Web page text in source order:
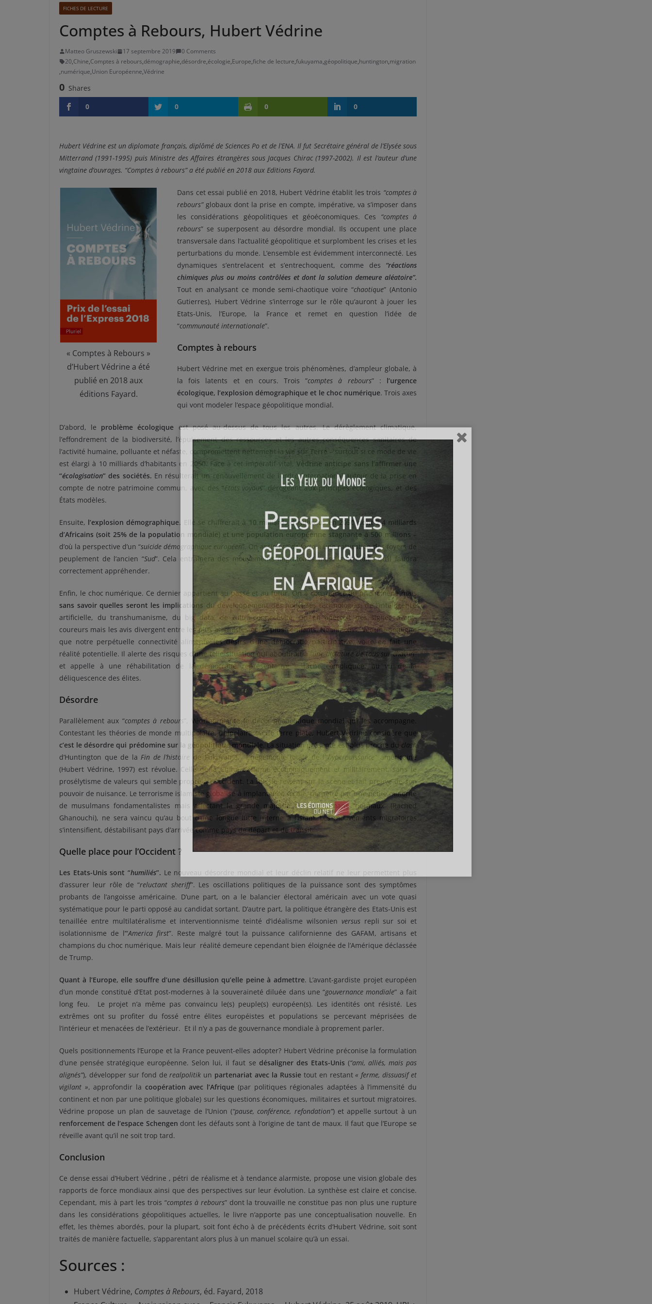
FICHES DE LECTURE
Comptes à Rebours, Hubert Védrine
Matteo Gruszewski 17 septembre 2019
0 Comments
20,Chine,Comptes à rebours,démographie,désordre,écologie,Europe,fiche de lecture,fukuyama,géopolitique,huntington,migration
,numérique,Union Européenne,Védrine
0 Shares
0
0 0 0
Hubert Védrine est un diplomate français, diplômé de Sciences Po et de l’ENA. Il fut Secrétaire général de l’Elysée sous
Mitterrand (1991-1995) puis Ministre des Affaires étrangères sous Jacques Chirac (1997-2002). Il est l’auteur d’une
vingtaine d’ouvrages. “Comptes à rebours” a été publié en 2018 aux Editions Fayard.
« Comptes à Rebours »
d’Hubert Védrine a été
publié en 2018 aux
éditions Fayard.
Dans cet essai publié en 2018, Hubert Védrine établit les trois “comptes à
rebours”globaux dont la prise en compte, impérative, va s’imposer dans
les considérations géopolitiques et géoéconomiques. Ces “comptes à
rebours” se superposent au désordre mondial. Ils occupent une place
transversale dans l’actualité géopolitique et surplombent les crises et les
perturbations du monde. L’ensemble est évidemment interconnecté. Les
dynamiques s’entrelacent et s’entrechoquent, comme des “réactions
chimiques plus ou moins contrôlées et dont la solution demeure aléatoire”.
Tout en analysant ce monde semi-chaotique voire “chaotique” (Antonio
Gutierres), Hubert Védrine s’interroge sur le rôle qu’auront à jouer les
Etats-Unis, l’Europe, la France et remet en question l’idée de
“communauté internationale”.
Comptes à rebours
Hubert Védrine met en exergue trois phénomènes, d’ampleur globale, à
la fois latents et en cours. Trois ”comptes à rebours” : l’urgence
écologique, l’explosion démographique et le choc numérique. Trois axes
qui vont modeler l’espace géopolitique mondial.
D’abord, le problème écologique est posé au-dessus de tous les autres. Le dérèglement climatique,
l’effondrement de la biodiversité, l’épuisement des ressources et les autres conséquences sanitaires de
l’activité humaine, polluante et néfaste, compromettent nettement la vie sur Terre – surtout si ce mode de vie
est élargi à 10 milliards d’habitants en 2050. Face à cet impératif vital,Védrine anticipe sans l’affirmer une
“écologisation” des sociétés. En résulterait un renouvellement de l’ordre international autour de la prise en
compte de notre patrimoine commun, avec des “Etats voyous” dérogeant aux principes écologiques, et des
États modèles.
Ensuite, l’explosion démographique. Elle se chiffrerait à 10 milliards d’individus en 2050 dont 2,4 milliards
d’Africains (soit 25% de la population mondiale) et une population européenne stagnante à 500 millions –
d’où la perspective d’un “suicide démographique européen”. On assisterade factoà une saturation des foyers de
peuplement de l’ancien “Sud”. Cela entraînera des mouvements migratoires massifs et étalés qu’il faudra
correctement appréhender.
Enfin, le choc numérique. Ce dernier appartient au passé et au futur. On a conscience du phénomène mais
sans savoir quelles seront les implications du développement des nouvelles technologies, de l’intelligence
artificielle, du transhumanisme, du big data, de l’ultra-connectivité. On en aperçoit des signes avant-
coureurs mais les avis divergent entre les plus alarmistes et les plus confiants. Néanmoins, Védrine souligne
que notre perpétuelle connectivité alimente les désirs d’une démocratie participative, voire en fait une
réalité potentielle. Il alerte des risques d’une telle situation qui aboutirait à “une dictature de tous sur chacun”
et appelle à une réhabilitation de la démocratie représentative – tâche compliquée, au vu de la
déliquescence des élites.
Désordre
Parallèlement aux “comptes à rebours”, Védrine plante le décor géopolitique mondial qui les accompagne.
Contestant les théories de monde multipolaire, unipolaire ou de terre plate, Hubert Védrine considère que
c’est le désordre qui prédomine sur la géopolitique mondiale. La situation présente est plus proche du clash
d’Huntington que de laFin de l’histoire de Fukuyama. L’hégémonie totale de l’“hyperpuissance” américaine
(Hubert Védrine, 1997) est révolue. Celle de la Chine s’affirme économiquement et militairement, sans le
prosélytisme de valeurs qui semble propre à l’Occident. La Russie revient sur la scène et fait preuve de son
pouvoir de nuisance. Le terrorisme islamiste globalisé à implantation locale, perpétré par une petite minorité
de musulmans fondamentalistes mais affectant la grande majorité des musulmans “normaux” (Rached
Ghanouchi), ne sera vaincu qu’au bout d’une longue lutte interne à l’islam. Les mouvements migratoires
s’intensifient, déstabilisant pays d’arrivée comme pays de départ et de transit.
Quelle place pour l’Occident ?
Les Etats-Unis sont “humiliés”. Le nouveau désordre mondial et leur déclin relatif ne leur permettent plus
d’assurer leur rôle de “reluctant sheriff”. Les oscillations politiques de la puissance sont des symptômes
probants de l’angoisse américaine. D’une part, on a le balancier électoral américain avec un vote quasi
systématique pour le parti opposé au candidat sortant. D’autre part, la politique étrangère des Etats-Unis est
tenaillée entre multilatéralisme et interventionnisme teinté d’idéalisme wilsonien versusrepli sur soi et
isolationnisme de l’“America first”. Reste malgré tout la puissance californienne des GAFAM, artisans et
champions du choc numérique. Mais leur réalité demeure cependant bien éloignée de l’Amérique déclassée
de Trump.
Quant à l’Europe, elle souffre d’une désillusion qu’elle peine à admettre. L’avant-gardiste projet européen
d’un monde constitué d’Etat post-modernes à la souveraineté diluée dans une “gouvernance mondiale” a fait
long feu. Le projet n’a même pas convaincu le(s) peuple(s) européen(s). Les identités ont résisté. Les
extrêmes ont su profiter du fossé entre élites européistes et populations se percevant méprisées de
l’intérieur et menacées de l’extérieur. Et il n’y a pas de gouvernance mondiale à proprement parler.
Quels positionnements l’Europe et la France peuvent-elles adopter? Hubert Védrine préconise la formulation
d’une pensée stratégique européenne. Selon lui, il faut se désaligner des Etats-Unis (“ami, alliés, mais pas
alignés”), développer sur fond derealpolitik un partenariat avec la Russietout en restant « ferme, dissuasif et
vigilant », approfondir la coopération avec l’Afrique (par politiques régionales adaptées à l’immensité du
continent et non par une politique globale) sur les questions économiques, militaires et surtout migratoires.
Védrine propose un plan de sauvetage de l’Union (“pause, conférence, refondation”) et appelle surtout à un
renforcement de l’espace Schengen dont les défauts sont à l’origine de tant de maux. Il faut que l’Europe se
réveille avant qu’il ne soit trop tard.
Conclusion
Ce dense essai d’Hubert Védrine , pétri de réalisme et à tendance alarmiste, propose une vision globale des
rapports de force mondiaux ainsi que des perspectives sur leur évolution. La synthèse est claire et concise.
Cependant, mis à part les trois “comptes à rebours” dont la trouvaille ne constitue pas non plus une rupture
dans les considérations géopolitiques actuelles, le livre n’apporte pas une conceptualisation nouvelle. En
effet, les thèmes abordés, pour la plupart, soit font écho à de précédents écrits d’Hubert Védrine, soit sont
traités de manière factuelle, s’apparentant alors plus à un manuel scolaire qu’à un essai.
Sources :
Hubert Védrine, Comptes à Rebours, éd. Fayard, 2018